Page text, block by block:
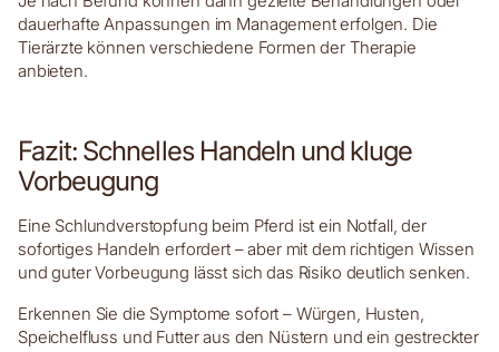
dauerhafte Anpassungen im Management erfolgen. Die
Tierärzte können verschiedene Formen der Therapie
anbieten.
Fazit: Schnelles Handeln und kluge
Vorbeugung
Eine Schlundverstopfung beim Pferd ist ein Notfall, der
sofortiges Handeln erfordert – aber mit dem richtigen Wissen
und guter Vorbeugung lässt sich das Risiko deutlich senken.
Erkennen Sie die Symptome sofort – Würgen, Husten,
Speichelfluss und Futter aus den Nüstern und ein gestreckter